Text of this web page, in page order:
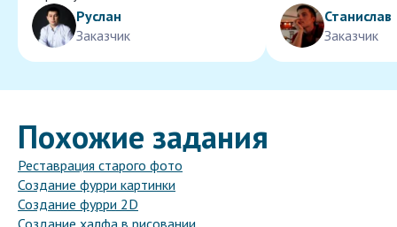
Руслан
Заказчик
Станислав
Заказчик
Похожие задания
Реставрация старого фото
Создание фурри картинки
Создание фурри 2D